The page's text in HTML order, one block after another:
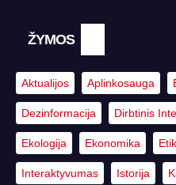
ŽYMOS
Aktualijos Aplinkosauga
Dezinformacija Dirbtinis
Ekologija Ekonomika
Interaktyvumas Istorija